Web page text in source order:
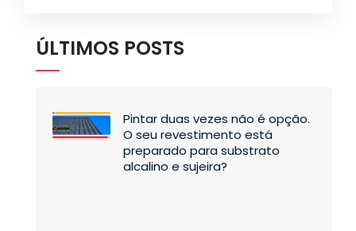
ÚLTIMOS POSTS
Pintar duas vezes não é opção.
O seu revestimento está
preparado para substrato
alcalino e sujeira?